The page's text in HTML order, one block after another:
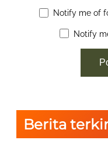
Notify me of
Notify
Berita